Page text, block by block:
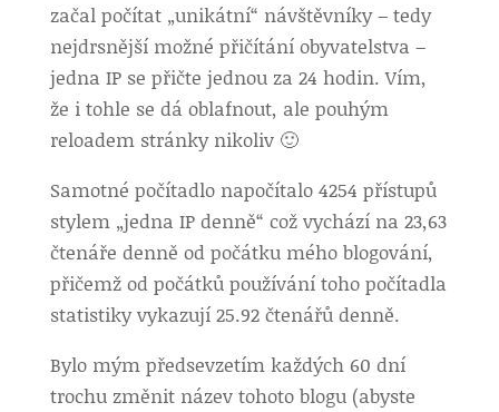
začal počítat „unikátní“ návštěvníky – tedy
nejdrsnější možné přičítání obyvatelstva –
jedna IP se přičte jednou za 24 hodin. Vím,
že i tohle se dá oblafnout, ale pouhým
reloadem stránky nikoliv 🙂
Samotné počítadlo napočítalo 4254 přístupů
stylem „jedna IP denně“ což vychází na 23,63
čtenáře denně od počátku mého blogování,
přičemž od počátků používání toho počítadla
statistiky vykazují 25.92 čtenářů denně.
Bylo mým předsevzetím každých 60 dní
trochu změnit název tohoto blogu (abyste